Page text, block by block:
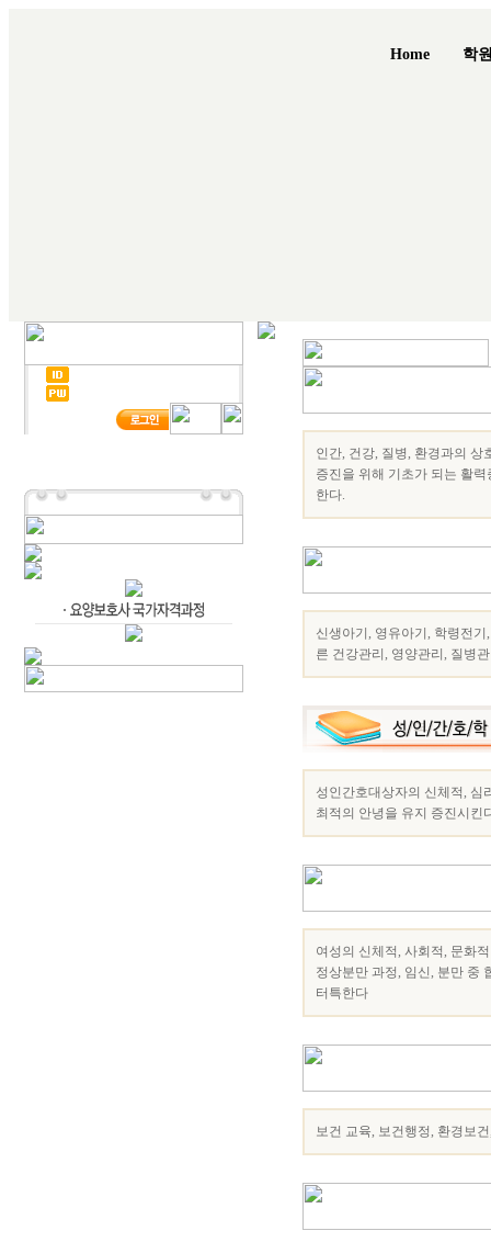
Home 학
인간, 건강, 질병, 환경과의
증진을 위해 기초가 되는 활
한다.
신생아기, 영유아기, 학령전
른 건강관리, 영양관리, 질병
성인간호대상자의 신체적, 심
최적의 안녕을 유지 증진시킨
여성의 신체적, 사회적, 문화
정상분만 과정, 임신, 분만 중
터특한다
보건 교육, 보건행정, 환경보